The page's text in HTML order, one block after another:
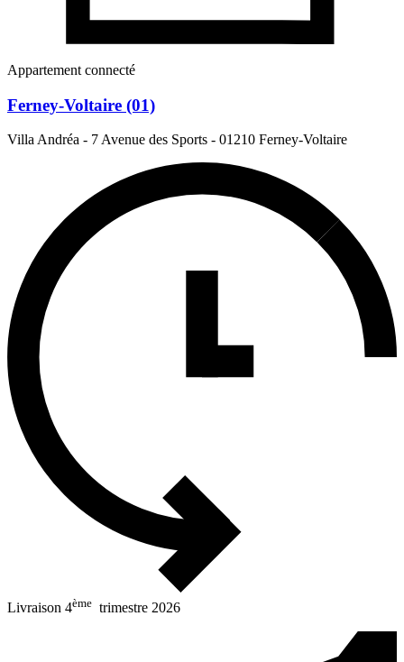
Appartement connecté
Ferney-Voltaire (01)
Villa Andréa - 7 Avenue des Sports - 01210 Ferney-Voltaire
Livraison 4ème trimestre 2026